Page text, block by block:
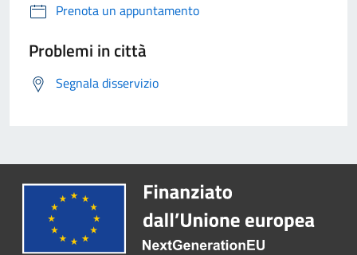
Prenota un appuntamento
Problemi in città
Segnala disservizio